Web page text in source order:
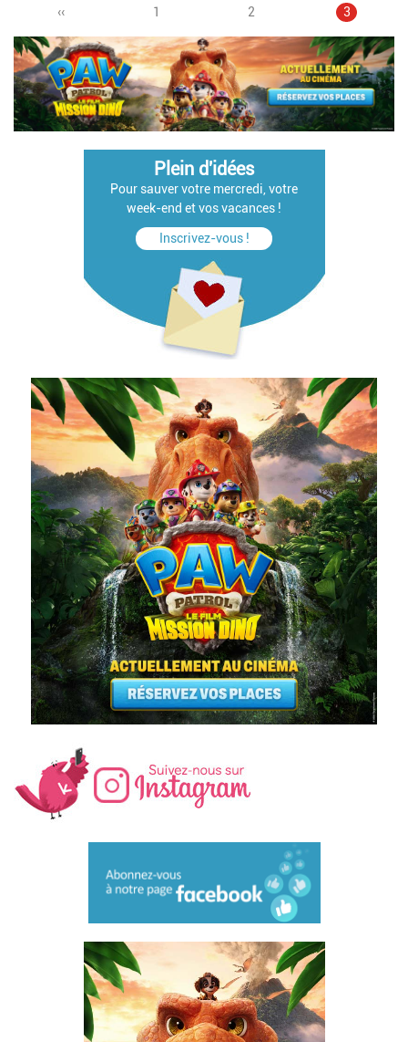
Pagination
Page
‹‹ Page
1 Page
2
Page
3
Plein d'idées
Pour sauver votre mercredi, votre
week-end et vos vacances !
Inscrivez-vous !